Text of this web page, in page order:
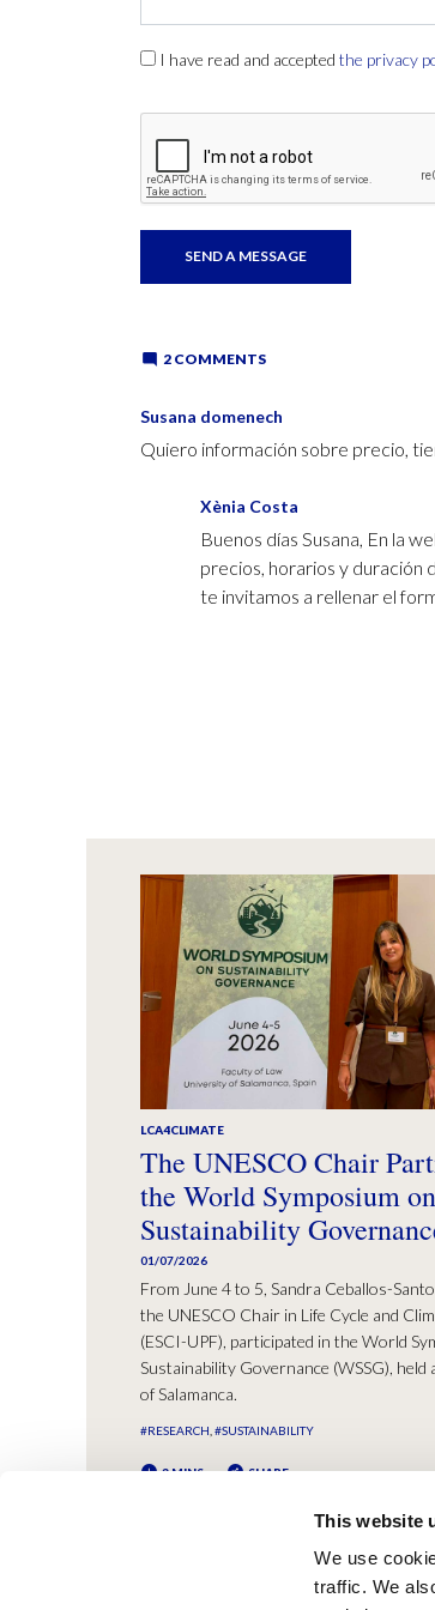
This website
We use
traffic. We
I have read and accepted the privacy
2 COMMENTS
Susana domenech
Quiero información sobre precio,
Xènia Costa
Buenos días Susana, En la
precios, horarios y duración
te invitamos a rellenar el
LCA4CLIMATE
The UNESCO Chair
the World Symposium on
Sustainability
01/07/2026
From June 4 to 5, Sandra Ceballos-
the UNESCO Chair in Life Cycle and
(ESCI-UPF), participated in the World
Sustainability Governance (WSSG),
of Salamanca.
#RESEARCH #SUSTAINABILITY
2 MINS SHARE